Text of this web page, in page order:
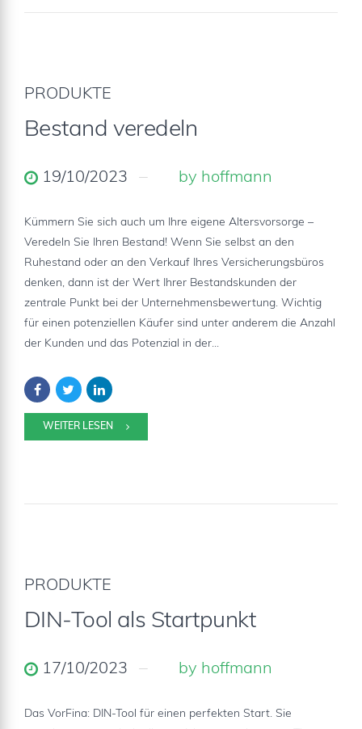
PRODUKTE
Bestand veredeln
19/10/2023 by hoffmann
Kümmern Sie sich auch um Ihre eigene Altersvorsorge –
Veredeln Sie Ihren Bestand! Wenn Sie selbst an den
Ruhestand oder an den Verkauf Ihres Versicherungsbüros
denken, dann ist der Wert Ihrer Bestandskunden der
zentrale Punkt bei der Unternehmensbewertung. Wichtig
für einen potenziellen Käufer sind unter anderem die Anzahl
der Kunden und das Potenzial in der...
WEITER LESEN
PRODUKTE
DIN-Tool als Startpunkt
17/10/2023 by hoffmann
Das VorFina: DIN-Tool für einen perfekten Start. Sie